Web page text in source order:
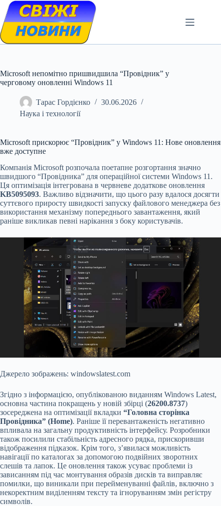
Skip
content
Microsoft непомітно пришвидшила “Провідник” у
черговому оновленні Windows 11
Тарас Гордієнко
30.06.2026
Наука і технології
Microsoft прискорює “Провідник” у Windows 11: Нове оновлення
вже доступне
Компанія Microsoft розпочала поетапне розгортання значно
швидшого “Провідника” для операційної системи Windows 11.
Ця оптимізація інтегрована в червневе додаткове оновлення
KB5095093. Важливо відзначити, що цього разу вдалося досягти
суттєвого приросту швидкості запуску файлового менеджера без
використання механізму попереднього завантаження, який
раніше викликав певні нарікання з боку користувачів.
Джерело зображень: windowslatest.com
Згідно з інформацією, опублікованою виданням Windows Latest,
основна частина покращень у новій збірці (26200.8737)
зосереджена на оптимізації вкладки “Головна сторінка
Провідника” (Home). Раніше її перевантаженість негативно
впливала на загальну продуктивність інтерфейсу. Розробники
також посилили стабільність адресного рядка, прискоривши
відображення підказок. Крім того, з’явилася можливість
навігації по каталогах за допомогою подвійних зворотних
слешів та лапок. Це оновлення також усуває проблеми із
зависанням під час монтування образів дисків та виправляє
помилки, що виникали при перейменуванні файлів, включно з
некоректним виділенням тексту та ігноруванням змін регістру
символів.